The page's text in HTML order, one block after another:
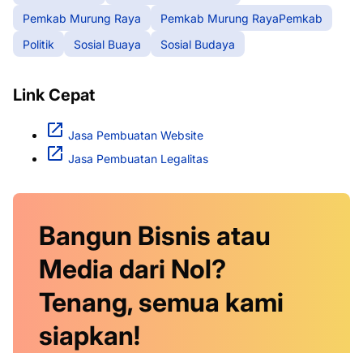
Pemkab Murung Raya
Pemkab Murung RayaPemkab
Politik
Sosial Buaya Sosial Budaya
Link Cepat
Jasa Pembuatan Website
Jasa Pembuatan Legalitas
Bangun Bisnis atau
Media dari Nol?
Tenang, semua kami
siapkan!